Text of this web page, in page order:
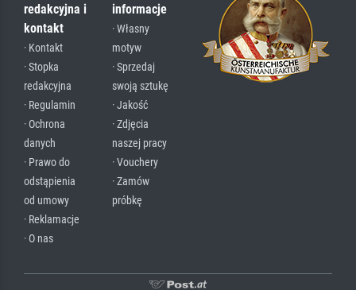
redakcyjna i
kontakt
· Kontakt
· Stopka
redakcyjna
· Regulamin
· Ochrona
danych
· Prawo do
odstąpienia
od umowy
· Reklamacje
· O nas
informacje
· Własny
motyw
· Sprzedaj
swoją sztukę
· Jakość
· Zdjęcia
naszej pracy
· Vouchery
· Zamów
próbkę